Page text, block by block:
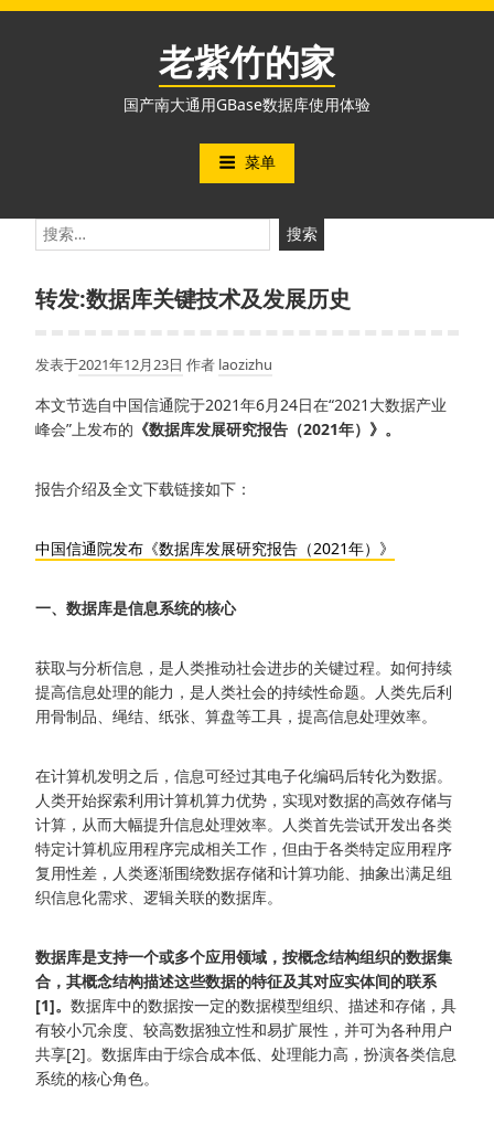
跳
老紫竹的家
国产南大通用GBase数据库使用体验
菜单
搜
索：
转发:数据库关键技术及发展历史
发表于2021年12月23日 作者 laozizhu
本文节选自中国信通院于2021年6月24日在“2021大数据产业
峰会”上发布的 《数据库发展研究报告（2021年）》。
报告介绍及全文下载链接如下：
中国信通院发布《数据库发展研究报告（2021年）》
一、数据库是信息系统的核心
获取与分析信息，是人类推动社会进步的关键过程。如何持续
提高信息处理的能力，是人类社会的持续性命题。人类先后利
用骨制品、绳结、纸张、算盘等工具，提高信息处理效率。
在计算机发明之后，信息可经过其电子化编码后转化为数据。
人类开始探索利用计算机算力优势，实现对数据的高效存储与
计算，从而大幅提升信息处理效率。人类首先尝试开发出各类
特定计算机应用程序完成相关工作，但由于各类特定应用程序
复用性差，人类逐渐围绕数据存储和计算功能、抽象出满足组
织信息化需求、逻辑关联的数据库。
数据库是支持一个或多个应用领域，按概念结构组织的数据集
合，其概念结构描述这些数据的特征及其对应实体间的联系
[1]。 数据库中的数据按一定的数据模型组织、描述和存储，具
有较小冗余度、较高数据独立性和易扩展性，并可为各种用户
共享[2]。数据库由于综合成本低、处理能力高，扮演各类信息
系统的核心角色。